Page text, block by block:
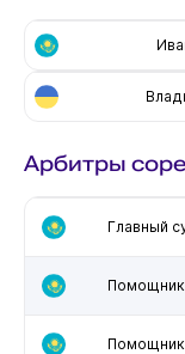
Арбитры
Главный
Помощник
Помощник